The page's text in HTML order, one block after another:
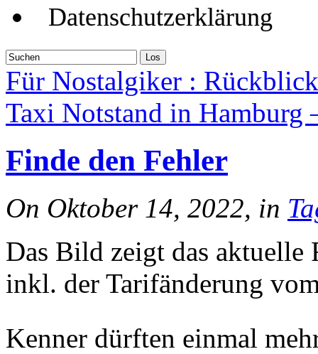
Datenschutzerklärung
Für Nostalgiker :
Taxi Notstand in Hamburg
Finde den Fehler
On Oktober 14, 2022, in
Das Bild zeigt das
inkl. der Tarifänderung
Kenner dürften einmal